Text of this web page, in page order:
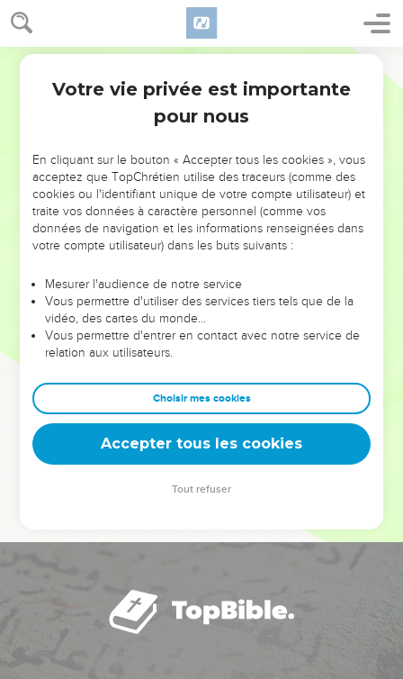
NE MANQUEZ PAS L’ÉVÉNEMENT
DE L’ANNÉE !
ET SI LEURS ERREURS POUVAIENT VOUS ÉVITER LES
VOTRES ?
leur foi ou leur vision. Mais on voit moins les doutes, les erreurs
et les saisons difficiles qu'ils ont traversés, alors même que ce
sont elles qui les ont façonnés.
Dans cette conférence, leaders, entrepreneurs, et responsables
clés pour avancer avec plus de sagesse afin que leurs erreurs
deviennent vos tremplins. Que vous guidiez un ministère, une
équipe, un groupe ou une famille, leur expérience est faite
Votre vie privée est importante
pour nous
En cliquant sur le bouton « Accepter tous les cookies », vous
acceptez que TopChrétien utilise des traceurs (comme des
cookies ou l'identifiant unique de votre compte utilisateur) et
traite vos données à caractère personnel (comme vos
données de navigation et les informations renseignées dans
votre compte utilisateur) dans les buts suivants :
Mesurer l'audience de notre service
Vous permettre d'utiliser des services tiers tels que de la
vidéo, des cartes du monde…
Vous permettre d'entrer en contact avec notre service de
relation aux utilisateurs.
Choisir mes cookies
Accepter tous les cookies
Tout refuser